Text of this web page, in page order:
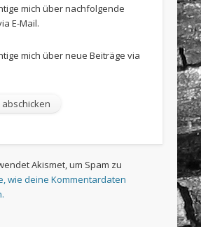
mich über nachfolgende
E-Mail.
mich über neue Beiträge via
Akismet, um Spam zu
wie deine Kommentardaten